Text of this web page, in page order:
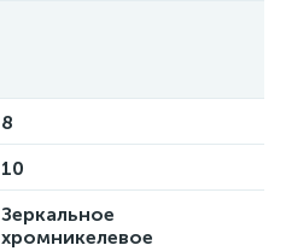
8
10
Зеркальное
хромникелевое